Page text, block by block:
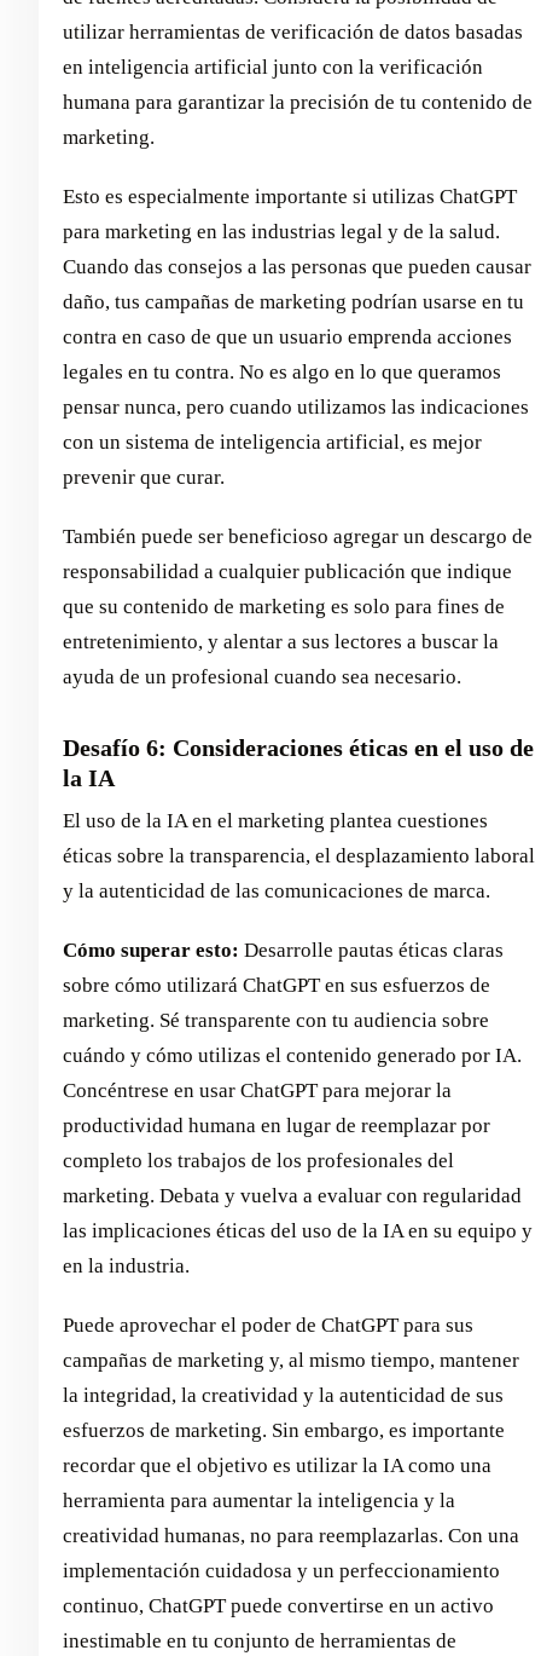
utilizar herramientas de verificación de datos basadas
en inteligencia artificial junto con la verificación
humana para garantizar la precisión de tu contenido de
marketing.
Esto es especialmente importante si utilizas ChatGPT
para marketing en las industrias legal y de la salud.
Cuando das consejos a las personas que pueden causar
daño, tus campañas de marketing podrían usarse en tu
contra en caso de que un usuario emprenda acciones
legales en tu contra. No es algo en lo que queramos
pensar nunca, pero cuando utilizamos las indicaciones
con un sistema de inteligencia artificial, es mejor
prevenir que curar.
También puede ser beneficioso agregar un descargo de
responsabilidad a cualquier publicación que indique
que su contenido de marketing es solo para fines de
entretenimiento, y alentar a sus lectores a buscar la
ayuda de un profesional cuando sea necesario.
Desafío 6: Consideraciones éticas en el uso de
la IA
El uso de la IA en el marketing plantea cuestiones
éticas sobre la transparencia, el desplazamiento laboral
y la autenticidad de las comunicaciones de marca.
Cómo superar esto: Desarrolle pautas éticas claras
sobre cómo utilizará ChatGPT en sus esfuerzos de
marketing. Sé transparente con tu audiencia sobre
cuándo y cómo utilizas el contenido generado por IA.
Concéntrese en usar ChatGPT para mejorar la
productividad humana en lugar de reemplazar por
completo los trabajos de los profesionales del
marketing. Debata y vuelva a evaluar con regularidad
las implicaciones éticas del uso de la IA en su equipo y
en la industria.
Puede aprovechar el poder de ChatGPT para sus
campañas de marketing y, al mismo tiempo, mantener
la integridad, la creatividad y la autenticidad de sus
esfuerzos de marketing. Sin embargo, es importante
recordar que el objetivo es utilizar la IA como una
herramienta para aumentar la inteligencia y la
creatividad humanas, no para reemplazarlas. Con una
implementación cuidadosa y un perfeccionamiento
continuo, ChatGPT puede convertirse en un activo
inestimable en tu conjunto de herramientas de